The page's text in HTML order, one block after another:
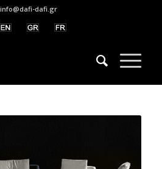
info@dafi-dafi.gr